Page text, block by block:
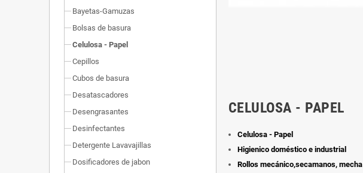
Bayetas-Gamuzas
Bolsas de basura
Celulosa - Papel
Cepillos
Cubos de basura
Desatascadores
Desengrasantes
Desinfectantes
Detergente Lavavajillas
Dosificadores de jabon
CELULOSA - PAPEL
Celulosa - Papel
Higienico doméstico e industrial
Rollos mecánico,secamanos, mecha